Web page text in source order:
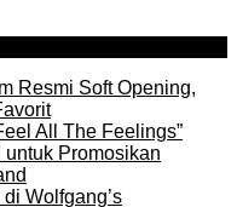
Resmi Soft Opening,
All The Feelings”
Promosikan
Wolfgang’s